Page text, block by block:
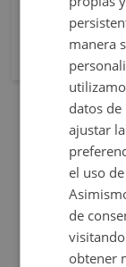
manera
datos de
ajustar
el uso
de
obtener